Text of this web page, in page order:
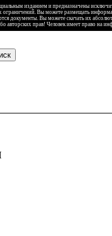
изданием и предназначены
ограничений. Вы можете размещать
документы. Вы можете скачать их
авторских прав! Человек имеет право на